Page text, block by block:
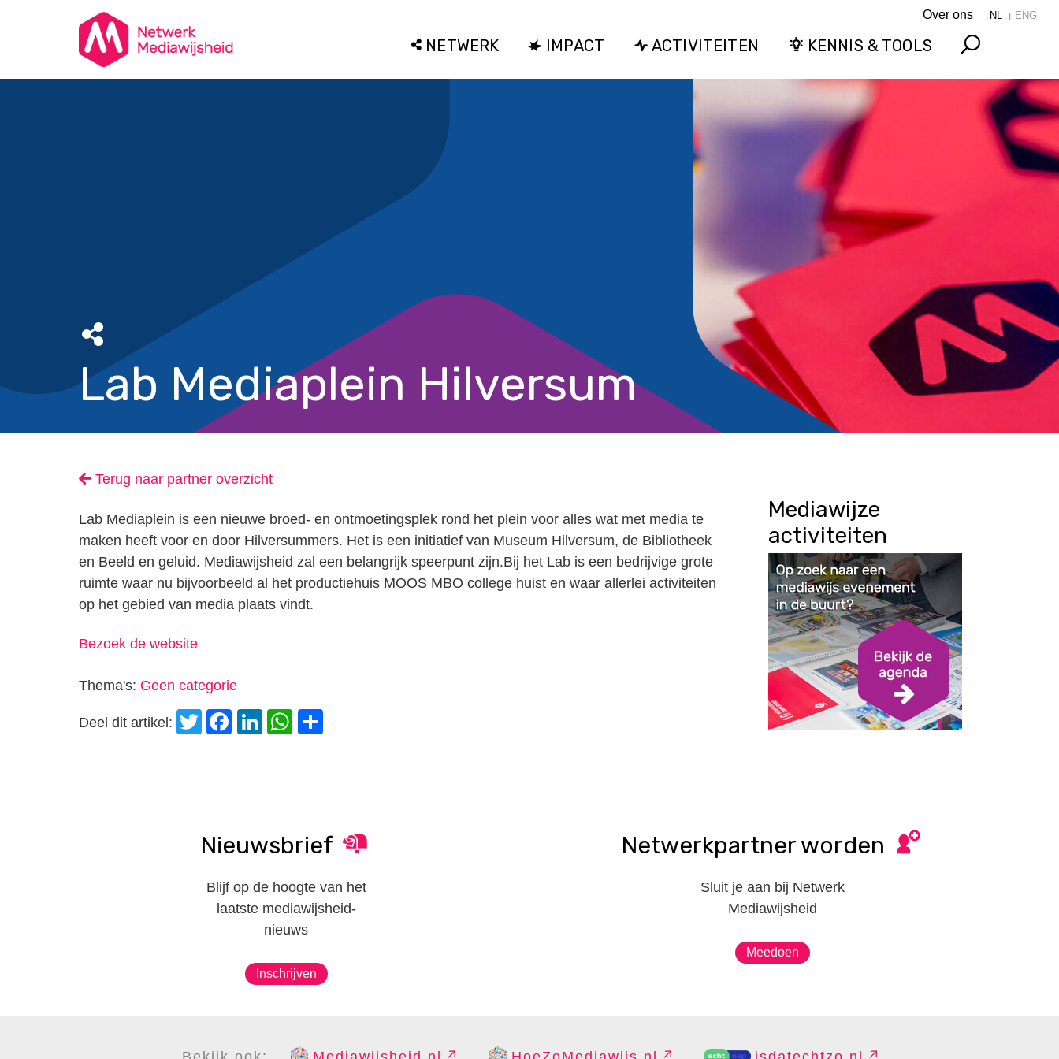
Over ons NL ENG
NETWERK IMPACT ACTIVITEITEN KENNIS & TOOLS
Lab Mediaplein Hilversum
Terug naar partner overzicht
Lab Mediaplein is een nieuwe broed- en ontmoetingsplek rond het plein voor alles wat met media te
maken heeft voor en door Hilversummers. Het is een initiatief van Museum Hilversum, de Bibliotheek
en Beeld en geluid. Mediawijsheid zal een belangrijk speerpunt zijn.Bij het Lab is een bedrijvige grote
ruimte waar nu bijvoorbeeld al het productiehuis MOOS MBO college huist en waar allerlei activiteiten
op het gebied van media plaats vindt.
Bezoek de website
Thema's: Geen categorie
Deel dit artikel: Twitter
Facebook
LinkedIn
WhatsApp
Mediawijze
activiteiten
Nieuwsbrief
Blijf op de hoogte van het
laatste mediawijsheid-
nieuws
Inschrijven
Netwerkpartner worden
Sluit je aan bij Netwerk
Mediawijsheid
Meedoen